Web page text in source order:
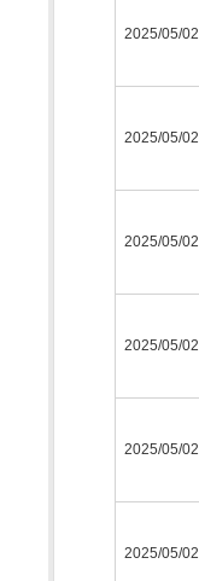
2025/05/02
2025/05/02
2025/05/02
2025/05/02
2025/05/02
2025/05/02